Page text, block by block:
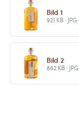
Bild 1
921 KB · JPG
Bild 2
862 KB · JPG